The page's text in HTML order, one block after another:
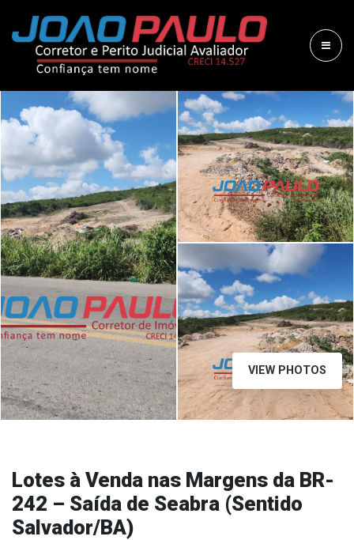
VIEW PHOTOS
Lotes à Venda nas Margens da BR-
242 – Saída de Seabra (Sentido
Salvador/BA)